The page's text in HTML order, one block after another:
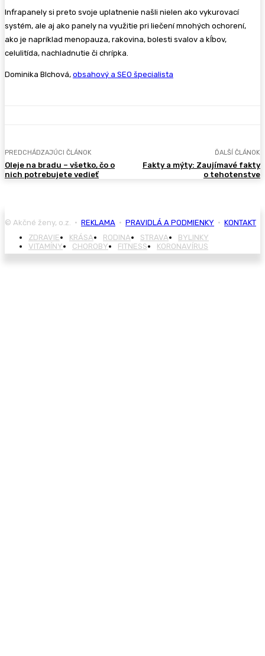
Infrapanely si preto svoje uplatnenie našli nielen ako vykurovací
systém, ale aj ako panely na využitie pri liečení mnohých ochorení,
ako je napríklad menopauza, rakovina, bolesti svalov a kĺbov,
celulitída, nachladnutie či chrípka.
Dominika Blchová, obsahový a SEO špecialista
PREDCHÁDZAJÚCI ČLÁNOK
Oleje na bradu – všetko, čo o
nich potrebujete vedieť
ĎALŠÍ ČLÁNOK
Fakty a mýty: Zaujímavé fakty
o tehotenstve
© Akčné ženy, o.z. • REKLAMA • PRAVIDLÁ A PODMIENKY • KONTAKT
ZDRAVIE
KRÁSA RODINA STRAVA
BYLINKY
VITAMÍNY
CHOROBY FITNESS KORONAVÍRUS